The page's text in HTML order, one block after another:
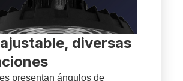
diversas
presentan ángulos de